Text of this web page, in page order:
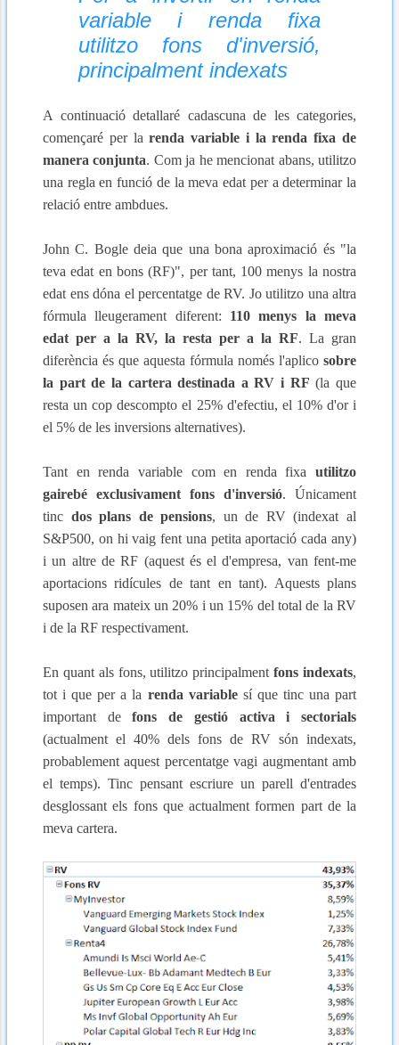
variable i renda fixa
utilitzo fons d'inversió,
principalment indexats
A continuació detallaré cadascuna de les categories,
començaré per larenda variable i la renda fixa de
manera conjunta. Com ja he mencionat abans, utilitzo
una regla en funció de la meva edat per a determinar la
relació entre ambdues.
John C. Bogle deia que una bona aproximació és "la
teva edat en bons (RF)", per tant, 100 menys la nostra
edat ens dóna el percentatge de RV. Jo utilitzo una altra
fórmula lleugerament diferent: 110 menys la meva
edat per a la RV, la resta per a la RF. La gran
diferència és que aquesta fórmula només l'aplico sobre
la part de la cartera destinada a RV i RF (la que
resta un cop descompto el 25% d'efectiu, el 10% d'or i
el 5% de les inversions alternatives).
Tant en renda variable com en renda fixa utilitzo
gairebé exclusivament fons d'inversió. Únicament
tinc dos plans de pensions, un de RV (indexat al
S&P500, on hi vaig fent una petita aportació cada any)
i un altre de RF (aquest és el d'empresa, van fent-me
aportacions ridícules de tant en tant). Aquests plans
suposen ara mateix un 20% i un 15% del total de la RV
i de la RF respectivament.
En quant als fons, utilitzo principalmentfons indexats,
tot i que per a la renda variablesí que tinc una part
important defons de gestió activa i sectorials
(actualment el 40% dels fons de RV són indexats,
probablement aquest percentatge vagi augmentant amb
el temps). Tinc pensant escriure un parell d'entrades
desglossant els fons que actualment formen part de la
meva cartera.